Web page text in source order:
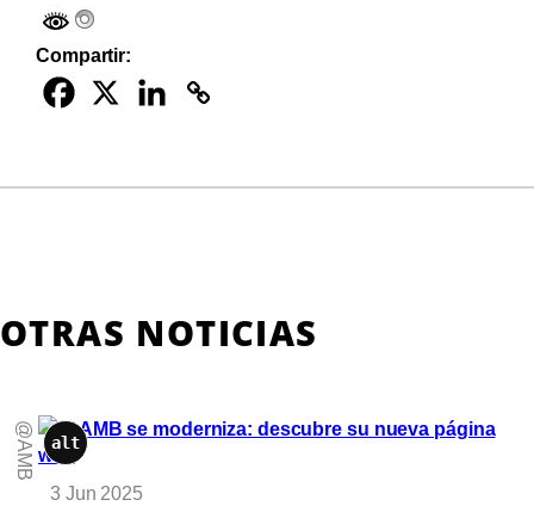
Compartir:
OTRAS NOTICIAS
@AMB alt
3 Jun 2025